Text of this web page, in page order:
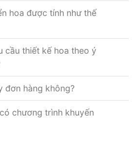
hoa được tính như thế
cầu thiết kế hoa theo ý
đơn hàng không?
chương trình khuyến